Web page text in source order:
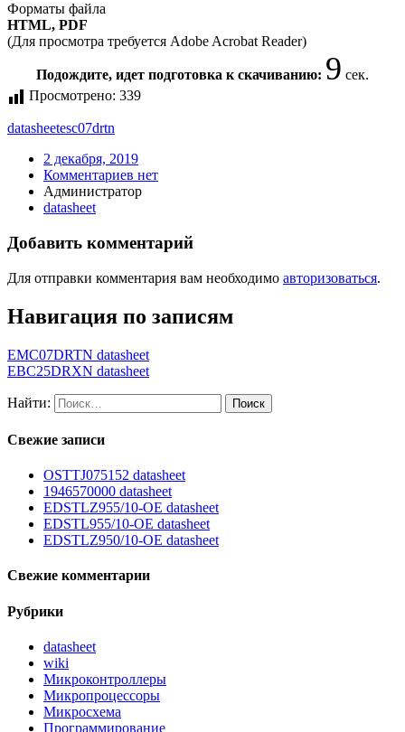
Форматы файла
HTML, PDF
(Для просмотра требуется Adobe Acrobat Reader)
Подождите, идет подготовка к скачиванию: 9 сек.
Просмотрено: 339
datasheetesc07drtn
2 декабря, 2019
Комментариев нет
Администратор
datasheet
Добавить комментарий
Для отправки комментария вам необходимо авторизоваться.
Навигация по записям
EMC07DRTN datasheet
EBC25DRXN datasheet
Найти:
Свежие записи
OSTTJ075152 datasheet
1946570000 datasheet
EDSTLZ955/10-OE datasheet
EDSTL955/10-OE datasheet
EDSTLZ950/10-OE datasheet
Свежие комментарии
Рубрики
datasheet
wiki
Микроконтроллеры
Микропроцессоры
Микросхема
Программирование